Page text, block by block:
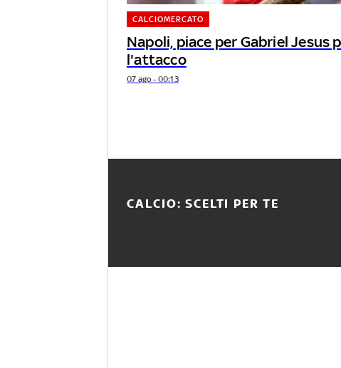
Napoli, piace per Gabriel Jesus
l'attacco
CALCIOMERCATO
07 ago - 00:13
CALCIO: SCELTI PER TE